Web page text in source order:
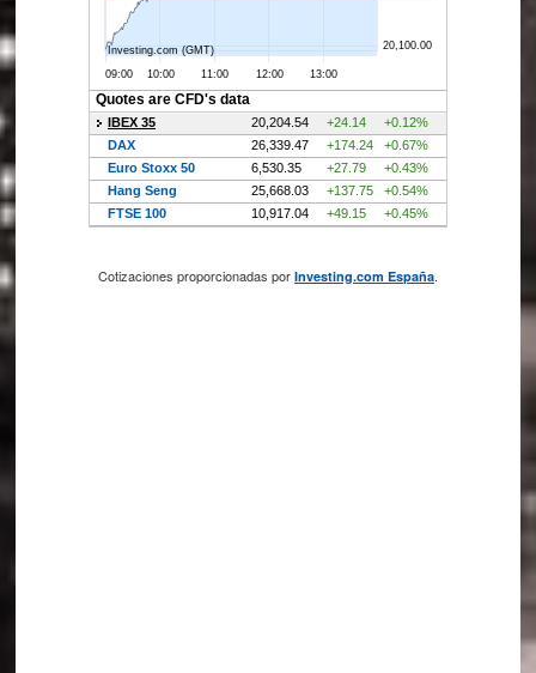
Cotizaciones proporcionadas por Investing.com España.